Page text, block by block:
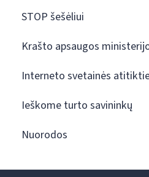
STOP šešėliui
Krašto apsaugos
Interneto svetainės
Ieškome turto savininkų
Nuorodos